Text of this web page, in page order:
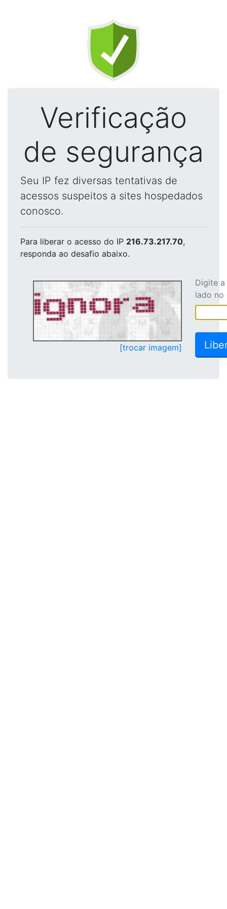
Verificação
de segurança
Seu IP fez diversas tentativas de
acessos suspeitos a sites hospedados
conosco.
Para liberar o acesso do IP 216.73.217.70,
responda ao desafio abaixo.
[trocar imagem]
Digite
lado no